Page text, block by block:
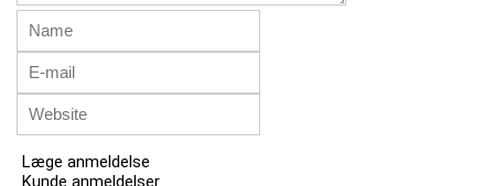
Læge anmeldelse
Kunde anmeldelser